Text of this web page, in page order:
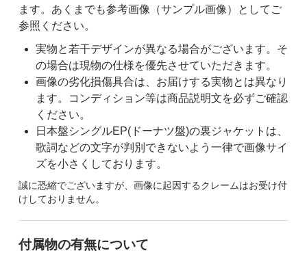
ます。あくまでも参考画像（サンプル画像）としてご
参照ください。
実物と若干デザインが異なる場合がございます。そ
の場合は現物の仕様を優先させていただきます。
画像の劣化損傷具合は、お届けする実物とは異なり
ます。コンディション等は商品説明文を必ずご確認
ください。
日本盤シングルEP(ドーナツ盤)の裏ジャケットは、
歌詞などの文字が判別できないよう一律で画像サイ
ズを小さくしております。
誠に恐縮でございますが、画像に起因するクレームはお受け付
けしておりません。
付属物の有無について